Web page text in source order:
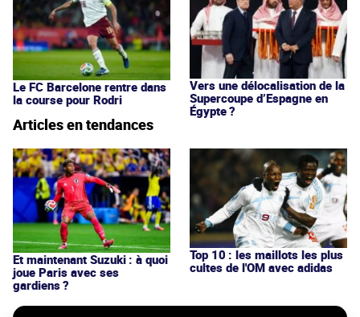
Le FC Barcelone rentre dans
la course pour Rodri
Vers une délocalisation de la
Supercoupe d’Espagne en
Égypte ?
Articles en tendances
Et maintenant Suzuki : à quoi
joue Paris avec ses
gardiens ?
Top 10 : les maillots les plus
cultes de l'OM avec adidas